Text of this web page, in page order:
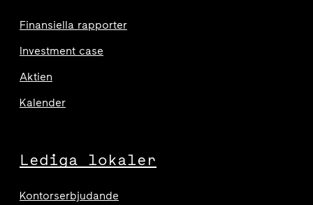
Finansiella rapporter
Investment case
Aktien
Kalender
Lediga lokaler
Kontorserbjudande